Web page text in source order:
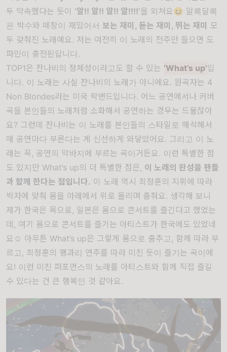
두 약속했다는 듯이 ‘알!! 알!! 알!! 알!!!!’을 외쳐요😆 알록달록
은 박수와 떼창이 재밌어서 보는 재미, 듣는 재미, 뛰는 재미 모
두 갖춰진 노래예요. 저는 여전히 이 노래의 전주만 들으면 도
파민이 충전된답니다.
TOP1은 잔나비의 정체성이라고도 할 수 있는 ‘What’s up’입
니다. 이 노래는 사실 잔나비의 노래가 아니에요. 원곡자는 4
Non Blondes라는 미국 락밴드입니다. 어느 공연에서나 커버
곡을 본인들의 노래처럼 소화해서 공연하는 경우는 드물잖아
요? 그런데 잔나비는 이 노래를 본인들의 스타일로 해석해서
매 공연마다 부른다는 게 신선하게 와닿았어요. 그리고 이 노
래는 꼭, 공연의 막바지에 부르는 곡이거든요. 이런 특별한 점
도 있지만 What’s up의 더 특별한 점은, 이 노래의 완성을 팬들
과 함께 한다는 점입니다. 이 노래 역시 최정훈의 지휘에 따라
박자에 맞춰 몸을 아래에서 위로 올리며 춤춰요. 생각해 보니
제가 한국은 목으로, 일본은 몸으로 콘서트를 즐긴다고 했었는
데, 여기 몸으로 콘서트를 즐기는 아티스트가 한국에도 있었네
요☺️ 아무튼 What’s up은 그렇게 몸으로 춤추고, 함께 따라 부
르고, 최정훈의 꽹과리 연주를 따라 미친 듯이 즐기는 곡이에
요! 이런 미친 퍼포먼스의 노래를 아티스트와 함께 직접 즐길
수 있다는 건 큰 행복인 것 같아요.